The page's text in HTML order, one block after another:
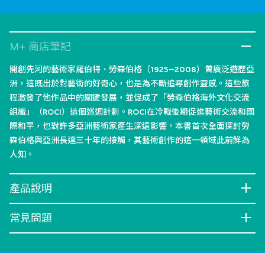
M+ 商店筆記
開創先河的藝術家羅伯特．勞森伯格（1925–2008）曾廣泛遊歷亞
洲，這既出於對藝術的好奇心，也是為不斷追尋創作靈感。這些旅
程激發了他作品中的關鍵發展，並促成了「勞森伯格海外文化交流
組織」（ROCI）這個巡迴計劃。ROCI在冷戰後期促進藝術交流和國
際和平，也對許多亞洲藝術家產生深遠影響。本書首次全面探討勞
森伯格與亞洲長達三十年的接觸，其藝術創作的這一領域此前鮮為
人知。
產品說明
常見問題